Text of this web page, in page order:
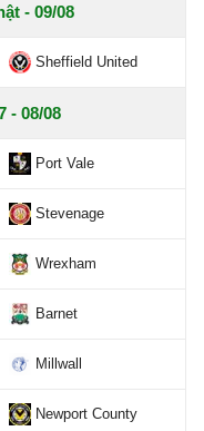
- 09/08
Sheffield United
- 08/08
Port Vale
Stevenage
Wrexham
Barnet
Millwall
Newport County